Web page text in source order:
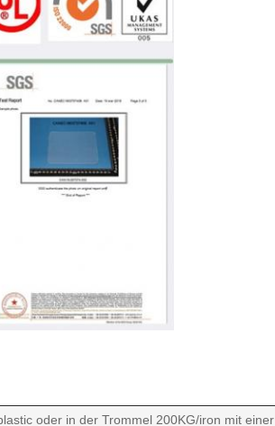
oder in der Trommel 200KG/iron mit einer